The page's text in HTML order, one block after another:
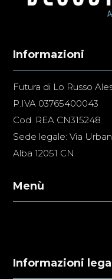
Informazioni
Futura di Lo Russo
P.IVA 03765400043
Cod. REA CN315248
Sede legale: Via
Alba 12051 CN
Menù
Informazioni